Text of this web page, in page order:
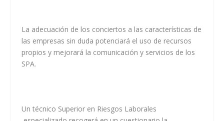
La adecuación de los conciertos a las características de
las empresas sin duda potenciará el uso de recursos
propios y mejorará la comunicación y servicios de los
SPA.
Un técnico Superior en Riesgos Laborales